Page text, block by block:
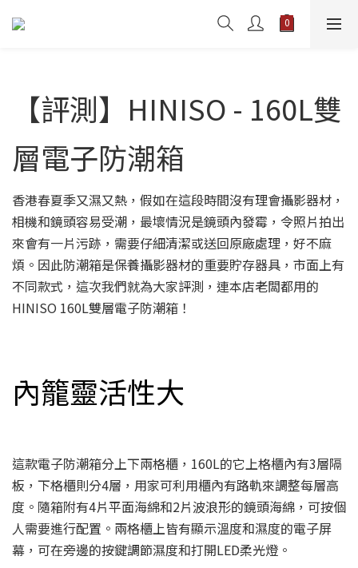
【評測】HINISO - 160L雙
層電子防潮箱
香港春夏季又濕又熱，假如在這段時間沒有理會攝影器材，
相機和鏡頭容易受潮，最壞情況是鏡頭內發霉，令照片拍出
來會有一片污跡，需要仔細清潔或送回原廠處理，好不麻
煩。因此防潮箱是保養攝影器材的重要貯存器具，市面上有
不同款式，這次我們就為大家評測，連本店老闆都用的
HINISO 160L雙層電子防潮箱！
內籠靈活性大
這款電子防潮箱分上下兩格櫃，160L的它上格櫃內有3層隔
板，下格櫃則分4層，用家可利用櫃內有路軌來調整每層高
度。隨箱附有4片平面海綿和2片波浪形的鏡頭海綿，可按個
人需要進行配置。兩格櫃上皆有顯示溫度和濕度的電子屏
幕，可在旁邊的按鍵調節濕度和打開LED柔光燈。